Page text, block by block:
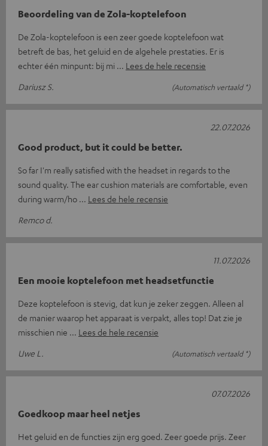
Beoordeling van de Zola-koptelefoon
De Zola-koptelefoon is een zeer goede koptelefoon wat
betreft de bas, het geluid en de algehele prestaties. Er is
echter één minpunt: bij mi
Lees de hele recensie
Dariusz S.
(Automatisch vertaald *)
Good product, but it could be better.
So far I'm really satisfied with the headset in regards to the
sound quality. The ear cushion materials are comfortable, even
during warm/ho
Lees de hele recensie
Remco d.
22.07.2026
Een mooie koptelefoon met headsetfunctie
Deze koptelefoon is stevig, dat kun je zeker zeggen. Alleen al
de manier waarop het apparaat is verpakt, alles top! Dat zie je
misschien nie
Lees de hele recensie
Uwe L.
(Automatisch vertaald *)
11.07.2026
Goedkoop maar heel netjes
Het geluid en de functies zijn erg goed. Zeer goede prijs. Zeer
07.07.2026